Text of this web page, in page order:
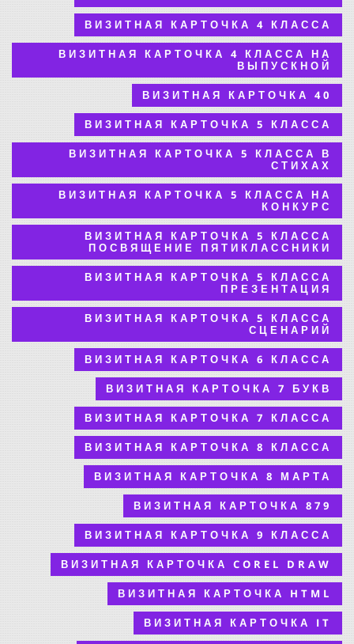
ВИЗИТНАЯ КАРТОЧКА 4 КЛАССА
ВИЗИТНАЯ КАРТОЧКА 4 КЛАССА НА
ВЫПУСКНОЙ
ВИЗИТНАЯ КАРТОЧКА 40
ВИЗИТНАЯ КАРТОЧКА 5 КЛАССА
ВИЗИТНАЯ КАРТОЧКА 5 КЛАССА В
СТИХАХ
ВИЗИТНАЯ КАРТОЧКА 5 КЛАССА НА
КОНКУРС
ВИЗИТНАЯ КАРТОЧКА 5 КЛАССА
ПОСВЯЩЕНИЕ ПЯТИКЛАССНИКИ
ВИЗИТНАЯ КАРТОЧКА 5 КЛАССА
ПРЕЗЕНТАЦИЯ
ВИЗИТНАЯ КАРТОЧКА 5 КЛАССА
СЦЕНАРИЙ
ВИЗИТНАЯ КАРТОЧКА 6 КЛАССА
ВИЗИТНАЯ КАРТОЧКА 7 БУКВ
ВИЗИТНАЯ КАРТОЧКА 7 КЛАССА
ВИЗИТНАЯ КАРТОЧКА 8 КЛАССА
ВИЗИТНАЯ КАРТОЧКА 8 МАРТА
ВИЗИТНАЯ КАРТОЧКА 879
ВИЗИТНАЯ КАРТОЧКА 9 КЛАССА
ВИЗИТНАЯ КАРТОЧКА COREL DRAW
ВИЗИТНАЯ КАРТОЧКА HTML
ВИЗИТНАЯ КАРТОЧКА IT